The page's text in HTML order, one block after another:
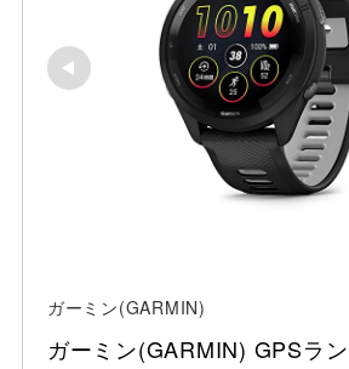
ガーミン(GARMIN)
ガーミン(GARMIN) GPSラ